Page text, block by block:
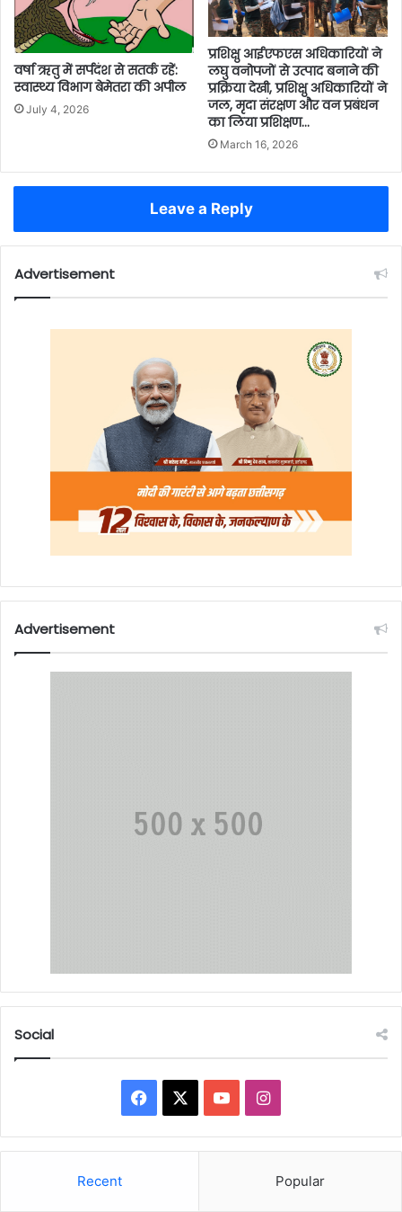
वर्षा ऋतु में सर्पदंश से सतर्क रहें:
स्वास्थ्य विभाग बेमेतरा की अपील
July 4, 2026
प्रशिक्षु आईएफएस अधिकारियों ने
लघु वनोपजों से उत्पाद बनाने की
प्रक्रिया देखी, प्रशिक्षु अधिकारियों ने
जल, मृदा संरक्षण और वन प्रबंधन
का लिया प्रशिक्षण…
March 16, 2026
Leave a Reply
Advertisement
Advertisement
Social
Facebook YouTubeInstagram
Recent Popular